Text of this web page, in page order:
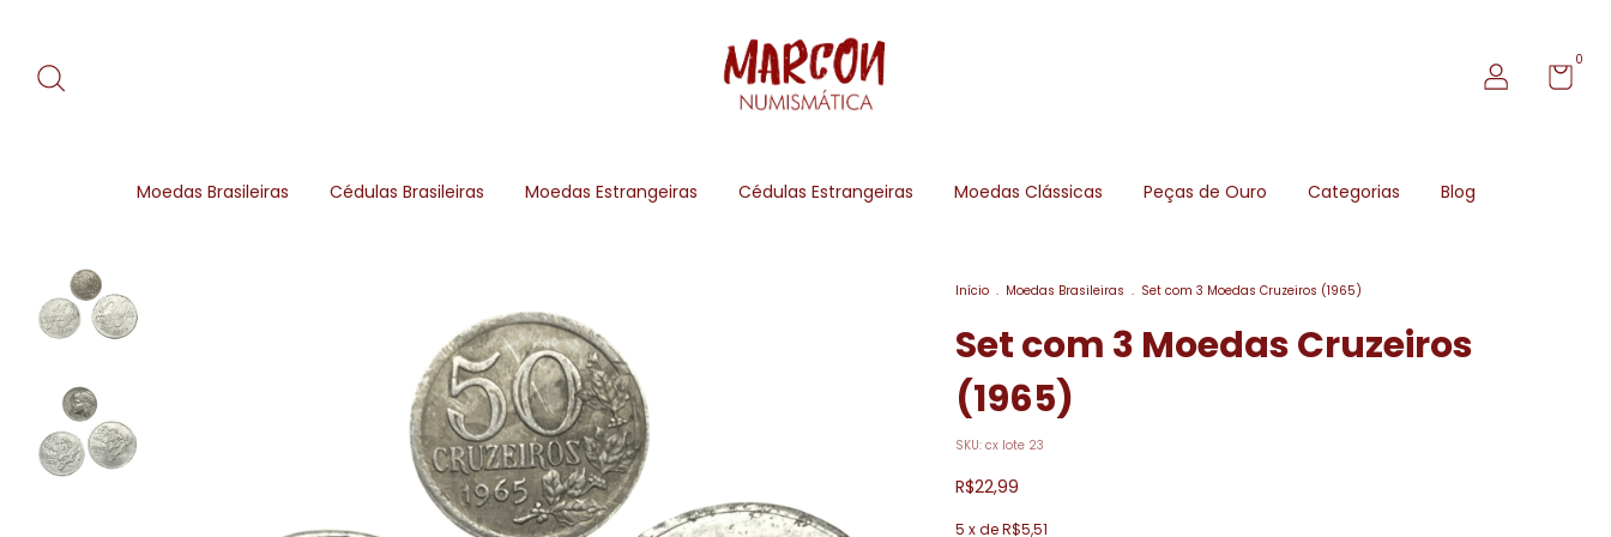
0
Moedas Brasileiras Cédulas Brasileiras Moedas Estrangeiras Cédulas Estrangeiras Moedas Clássicas Peças de Ouro Categorias Blog
Início . Moedas Brasileiras . Set com 3 Moedas Cruzeiros (1965)
Set com 3 Moedas Cruzeiros
(1965)
SKU: cx lote 23
R$22,99
5 x deR$5,51